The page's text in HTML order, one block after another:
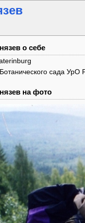
о себе
сада УрО
на фото